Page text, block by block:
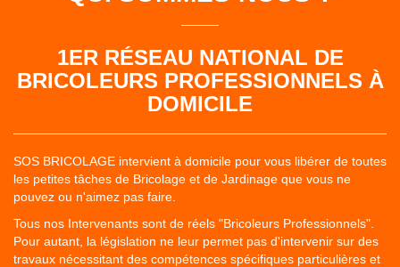
1ER RÉSEAU NATIONAL DE
BRICOLEURS PROFESSIONNELS À
DOMICILE
SOS BRICOLAGE intervient à domicile pour vous libérer de toutes
les petites tâches de Bricolage et de Jardinage que vous ne
pouvez ou n'aimez pas faire.
Tous nos Intervenants sont de réels "Bricoleurs Professionnels".
Pour autant, la législation ne leur permet pas d'intervenir sur des
travaux nécessitant des compétences spécifiques particulières et